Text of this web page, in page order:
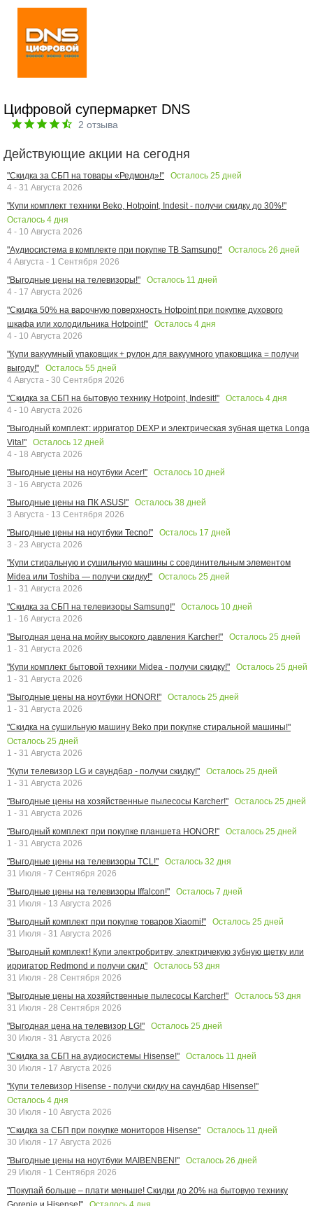
Цифровой супермаркет DNS
2 отзыва
Действующие акции на сегодня
"Скидка за СБП на товары «Редмонд»!" Осталось 25 дней
4 - 31 Августа 2026
"Купи комплект техники Beko, Hotpoint, Indesit - получи скидку до 30%!"
Осталось 4 дня
4 - 10 Августа 2026
"Аудиосистема в комплекте при покупке ТВ Samsung!"
Осталось 26 дней
4 Августа - 1 Сентября 2026
"Выгодные цены на телевизоры!"
Осталось 11 дней
4 - 17 Августа 2026
"Скидка 50% на варочную поверхность Hotpoint при покупке духового
шкафа или холодильника Hotpoint!"
Осталось 4 дня
4 - 10 Августа 2026
"Купи вакуумный упаковщик + рулон для вакуумного упаковщика = получи
выгоду!"
Осталось 55 дней
4 Августа - 30 Сентября 2026
"Скидка за СБП на бытовую технику Hotpoint, Indesit!"
Осталось 4 дня
4 - 10 Августа 2026
"Выгодный комплект: ирригатор DEXP и электрическая зубная щетка Longa
Vita!"
Осталось 12 дней
4 - 18 Августа 2026
"Выгодные цены на ноутбуки Acer!"
Осталось 10 дней
3 - 16 Августа 2026
"Выгодные цены на ПК ASUS!"
Осталось 38 дней
3 Августа - 13 Сентября 2026
"Выгодные цены на ноутбуки Tecno!"
Осталось 17 дней
3 - 23 Августа 2026
"Купи стиральную и сушильную машины с соединительным элементом
Midea или Toshiba — получи скидку!"
Осталось 25 дней
1 - 31 Августа 2026
"Скидка за СБП на телевизоры Samsung!"
Осталось 10 дней
1 - 16 Августа 2026
"Выгодная цена на мойку высокого давления Karcher!"
Осталось 25 дней
1 - 31 Августа 2026
"Купи комплект бытовой техники Midea - получи скидку!"
Осталось 25 дней
1 - 31 Августа 2026
"Выгодные цены на ноутбуки HONOR!"
Осталось 25 дней
1 - 31 Августа 2026
"Скидка на сушильную машину Beko при покупке стиральной машины!"
Осталось 25 дней
1 - 31 Августа 2026
"Купи телевизор LG и саундбар - получи скидку!"
Осталось 25 дней
1 - 31 Августа 2026
"Выгодные цены на хозяйственные пылесосы Karcher!"
Осталось 25 дней
1 - 31 Августа 2026
"Выгодный комплект при покупке планшета HONOR!"
Осталось 25 дней
1 - 31 Августа 2026
"Выгодные цены на телевизоры TCL!"
Осталось 32 дня
31 Июля - 7 Сентября 2026
"Выгодные цены на телевизоры Iffalcon!"
Осталось 7 дней
31 Июля - 13 Августа 2026
"Выгодный комплект при покупке товаров Xiaomi!"
Осталось 25 дней
31 Июля - 31 Августа 2026
"Выгодный комплект! Купи электробритву, электричекую зубную щетку или
ирригатор Redmond и получи скид"
Осталось 53 дня
31 Июля - 28 Сентября 2026
"Выгодные цены на хозяйственные пылесосы Karcher!"
Осталось 53 дня
31 Июля - 28 Сентября 2026
"Выгодная цена на телевизор LG!"
Осталось 25 дней
30 Июля - 31 Августа 2026
"Скидка за СБП на аудиосистемы Hisense!"
Осталось 11 дней
30 Июля - 17 Августа 2026
"Купи телевизор Hisense - получи скидку на саундбар Hisense!"
Осталось 4 дня
30 Июля - 10 Августа 2026
"Скидка за СБП при покупке мониторов Hisense"
Осталось 11 дней
30 Июля - 17 Августа 2026
"Выгодные цены на ноутбуки MAIBENBEN!"
Осталось 26 дней
29 Июля - 1 Сентября 2026
"Покупай больше – плати меньше! Скидки до 20% на бытовую технику